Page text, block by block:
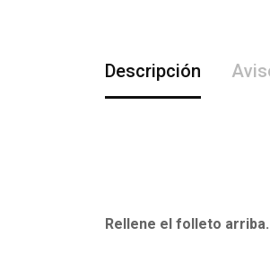
Descripción
Rellene el folleto